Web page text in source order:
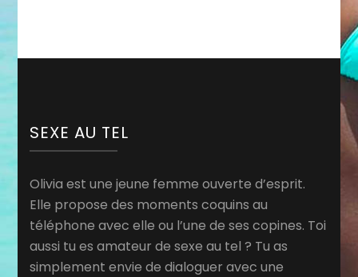
SEXE AU TEL
Olivia est une jeune femme ouverte d’esprit.
Elle propose des moments coquins au
téléphone avec elle ou l’une de ses copines. Toi
aussi tu es amateur de sexe au tel ? Tu as
simplement envie de dialoguer avec une